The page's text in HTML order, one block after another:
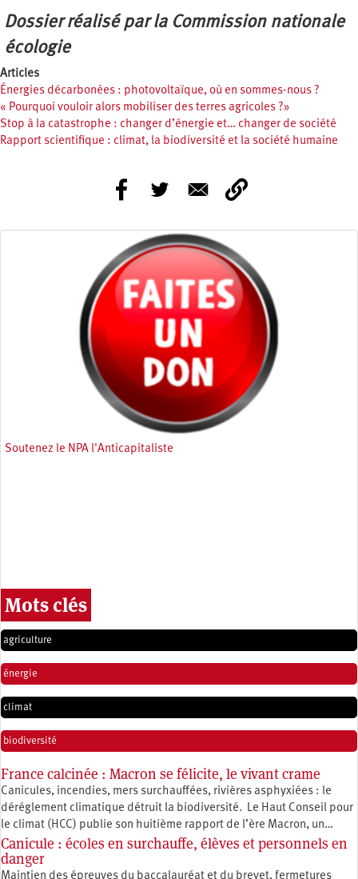
Dossier réalisé par la Commission nationale
écologie
Articles
Énergies décarbonées : photovoltaïque, où en sommes-nous ?
« Pourquoi vouloir alors mobiliser des terres agricoles ?»
Stop à la catastrophe : changer d’énergie et… changer de société
Rapport scientifique : climat, la biodiversité et la société humaine
Soutenez le NPA l'Anticapitaliste
Mots clés
agriculture
énergie
climat
biodiversité
France calcinée : Macron se félicite, le vivant crame
Canicules, incendies, mers surchauffées, rivières asphyxiées : le
déréglement climatique détruit la biodiversité. Le Haut Conseil pour
le climat (HCC) publie son huitième rapport de l’ère Macron, un…
Canicule : écoles en surchauffe, élèves et personnels en
danger
Maintien des épreuves du baccalauréat et du brevet, fermetures